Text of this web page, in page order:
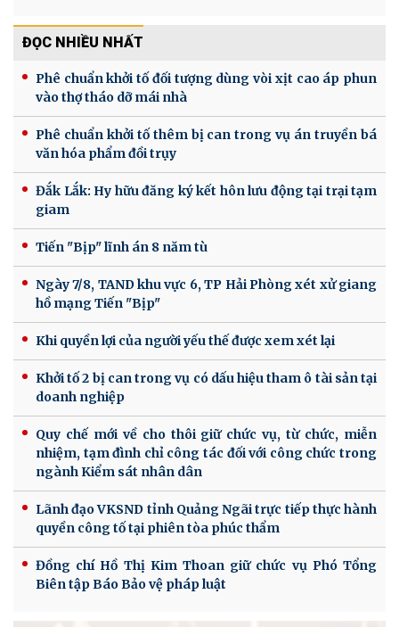
ĐỌC NHIỀU NHẤT
Phê chuẩn khởi tố đối tượng dùng vòi xịt cao áp phun
vào thợ tháo dỡ mái nhà
Phê chuẩn khởi tố thêm bị can trong vụ án truyền bá
văn hóa phẩm đồi trụy
Đắk Lắk: Hy hữu đăng ký kết hôn lưu động tại trại tạm
giam
Tiến "Bịp" lĩnh án 8 năm tù
Ngày 7/8, TAND khu vực 6, TP Hải Phòng xét xử giang
hồ mạng Tiến "Bịp"
Khi quyền lợi của người yếu thế được xem xét lại
Khởi tố 2 bị can trong vụ có dấu hiệu tham ô tài sản tại
doanh nghiệp
Quy chế mới về cho thôi giữ chức vụ, từ chức, miễn
nhiệm, tạm đình chỉ công tác đối với công chức trong
ngành Kiểm sát nhân dân
Lãnh đạo VKSND tỉnh Quảng Ngãi trực tiếp thực hành
quyền công tố tại phiên tòa phúc thẩm
Đồng chí Hồ Thị Kim Thoan giữ chức vụ Phó Tổng
Biên tập Báo Bảo vệ pháp luật